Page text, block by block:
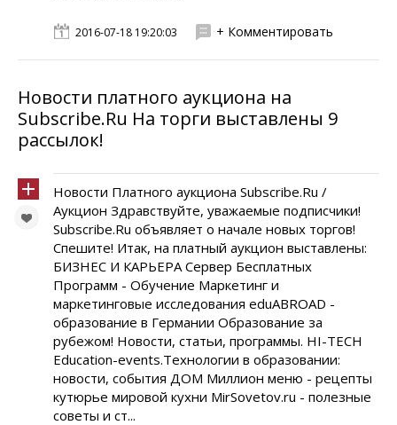
2016-07-18 19:20:03 + Комментировать
Новости платного аукциона на
Subscribe.Ru На торги выставлены 9
рассылок!
Новости Платного аукциона Subscribe.Ru /
Аукцион Здравствуйте, уважаемые подписчики!
Subscribe.Ru объявляет о начале новых торгов!
Спешите! Итак, на платный аукцион выставлены:
БИЗНЕС И КАРЬЕРА Сервер Бесплатных
Программ - Обучение Маркетинг и
маркетинговые исследования eduABROAD -
образование в Германии Образование за
рубежом! Новости, статьи, программы. HI-TECH
Education-events.Технологии в образовании:
новости, события ДОМ Миллион меню - рецепты
кутюрье мировой кухни MirSovetov.ru - полезные
советы и ст...